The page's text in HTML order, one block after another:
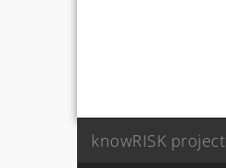
knowRISK project